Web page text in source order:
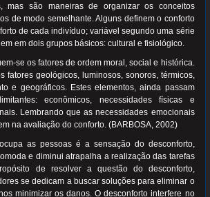
mas são maneiras de organizar os conceitos
de modo semelhante. Alguns definem o conforto
de cada indivíduo; variável segundo uma série
em dois grupos básicos: cultural e fisiológico.
se os fatores de ordem moral, social e histórica.
fatores geológicos, luminosos, sonoros, térmicos,
e geográficos. Estes elementos, ainda passam
econômicos, necessidades físicas e
Lembrando que as necessidades emocionais
na avaliação do conforto. (BARBOSA, 2002)
as pessoas é a sensação do desconforto,
e diminui atrapalha a realização das tarefas
de resolver a questão do desconforto,
se dedicam a buscar soluções para eliminar o
minimizar os danos. O desconforto interfere no